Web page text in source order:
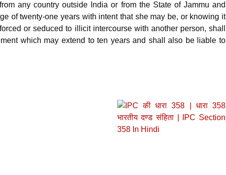
any country outside India or from the State of Jammu and
of twenty-one years with intent that she may be, or knowing it
or seduced to illicit intercourse with another person, shall
which may extend to ten years and shall also be liable to